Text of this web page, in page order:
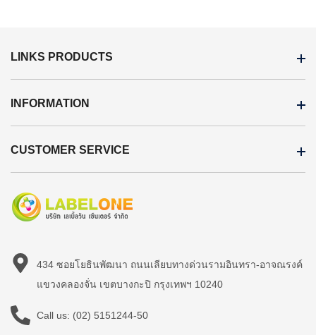
LINKS PRODUCTS
INFORMATION
CUSTOMER SERVICE
434 ซอยโยธินพัฒนา ถนนเลียบทางด่วนรามอินทรา-อาจณรงค์
แขวงคลองจั่น เขตบางกะปิ กรุงเทพฯ 10240
Call us: (02) 5151244-50